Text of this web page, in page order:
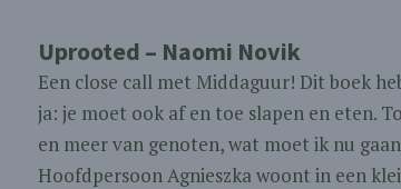
Uprooted – Naomi Novik
Een close call met Middaguur! Dit boek
ja: je moet ook af en toe slapen en eten.
en meer van genoten, wat moet ik nu
Hoofdpersoon Agnieszka woont in een